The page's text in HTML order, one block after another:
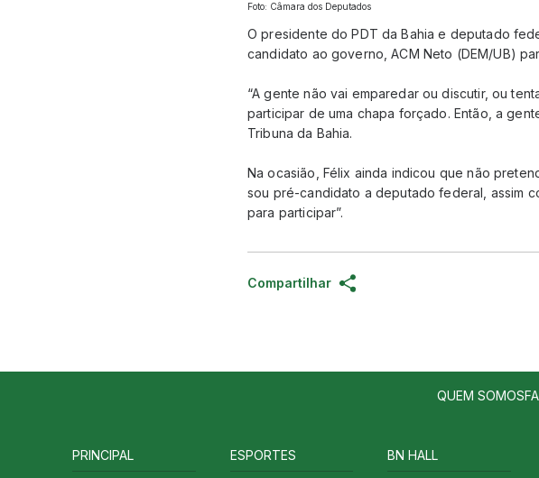
Foto: Câmara dos Deputados
O presidente do PDT da Bahia e deputado
candidato ao governo, ACM Neto (DEM/UB)
“A gente não vai emparedar ou discutir, ou
participar de uma chapa forçado. Então, a
Tribuna da Bahia.
Na ocasião, Félix ainda indicou que não
sou pré-candidato a deputado federal, assim
para participar”.
Compartilhar
QUEM SOMOS
PRINCIPAL ESPORTES BN HALL